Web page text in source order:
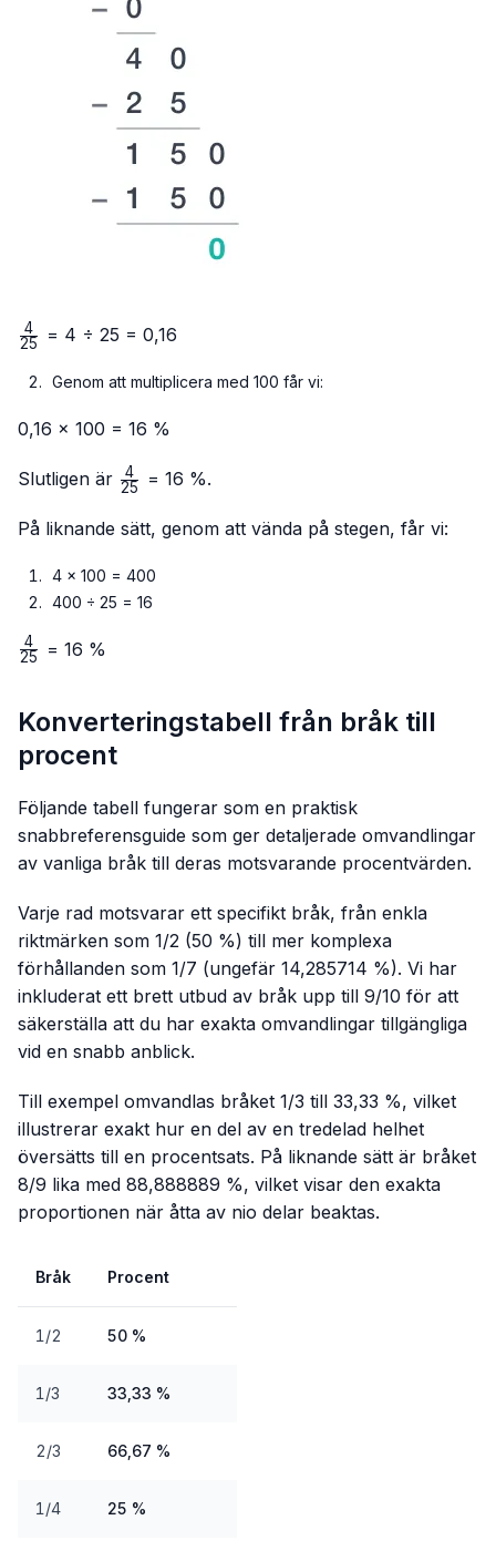
\frac{4}
25
4 = 4 ÷ 25 = 0,16
Genom att multiplicera med 100 får vi:
0,16 × 100 = 16 %
Slutligen är \frac{4}
25
4 = 16 %.
På liknande sätt, genom att vända på stegen, får vi:
4 × 100 = 400
400 ÷ 25 = 16
\frac{4}
25
4 = 16 %
Konverteringstabell från bråk till
procent
Följande tabell fungerar som en praktisk
snabbreferensguide som ger detaljerade omvandlingar
av vanliga bråk till deras motsvarande procentvärden.
Varje rad motsvarar ett specifikt bråk, från enkla
riktmärken som 1/2 (50 %) till mer komplexa
förhållanden som 1/7 (ungefär 14,285714 %). Vi har
inkluderat ett brett utbud av bråk upp till 9/10 för att
säkerställa att du har exakta omvandlingar tillgängliga
vid en snabb anblick.
Till exempel omvandlas bråket 1/3 till 33,33 %, vilket
illustrerar exakt hur en del av en tredelad helhet
översätts till en procentsats. På liknande sätt är bråket
8/9 lika med 88,888889 %, vilket visar den exakta
proportionen när åtta av nio delar beaktas.
Bråk Procent
1/2 50 %
1/3 33,33 %
2/3 66,67 %
1/4 25 %